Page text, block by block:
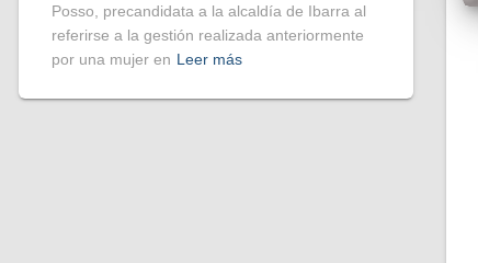
Posso, precandidata a la alcaldía de Ibarra al
referirse a la gestión realizada anteriormente
por una mujer en Leer más